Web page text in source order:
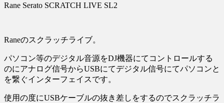
Rane Serato SCRATCH LIVE SL2
Raneのスクラッチライブ。
パソコン等のデジタル音源をDJ機器にてコントロールする
のにアナログ信号からUSBにてデジタル信号にてパソコンと
を繋ぐインターフェイスです。
使用の度にUSBケーブルの抜き差しをするのでスクラッチラ